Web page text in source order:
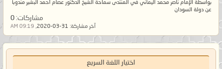
وأما السّنة المحمديّة فيرون السُنَّة بدعةً
والبدعة سُنَّةً؛ أي أنّهم يرون الحقّ منها
باطلاً والباطل الموضوع المخالف
لمُحكم القرآن هو الحقّ! فيضِلّ
عُلماؤهم عن الحقّ ثم يُضلّوا أمّتهم حتى
بواسطة الإمام ناصر محمد اليماني في المنتدى سماحة الشيخ الدكتور عصام أحمد البشير مندوباً
عن دولة السودان
مشاركات:
آخر مشاركة: 09:19 AM
اختيار اللغة السريع